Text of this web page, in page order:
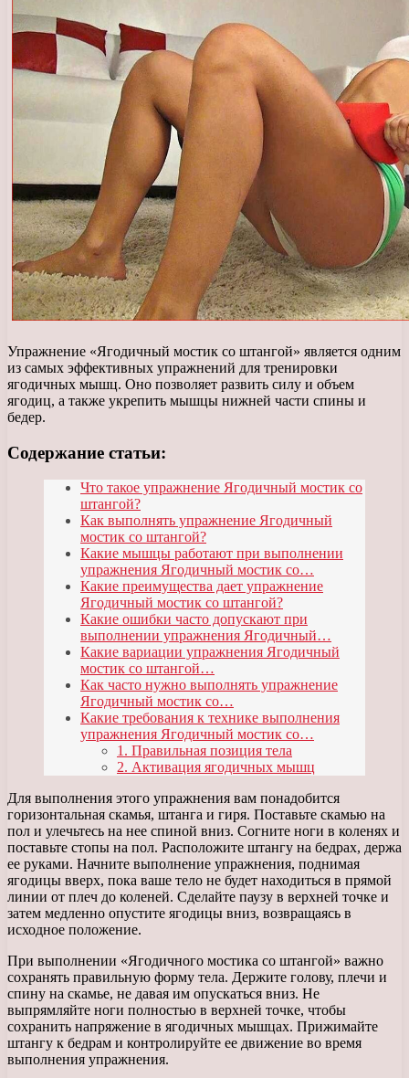
Упражнение «Ягодичный мостик со штангой» является одним
из самых эффективных упражнений для тренировки
ягодичных мышц. Оно позволяет развить силу и объем
ягодиц, а также укрепить мышцы нижней части спины и
бедер.
Содержание статьи:
Что такое упражнение Ягодичный мостик со
штангой?
Как выполнять упражнение Ягодичный
мостик со штангой?
Какие мышцы работают при выполнении
упражнения Ягодичный мостик со…
Какие преимущества дает упражнение
Ягодичный мостик со штангой?
Какие ошибки часто допускают при
выполнении упражнения Ягодичный…
Какие вариации упражнения Ягодичный
мостик со штангой…
Как часто нужно выполнять упражнение
Ягодичный мостик со…
Какие требования к технике выполнения
упражнения Ягодичный мостик со…
1. Правильная позиция тела
2. Активация ягодичных мышц
Для выполнения этого упражнения вам понадобится
горизонтальная скамья, штанга и гиря. Поставьте скамью на
пол и улечьтесь на нее спиной вниз. Согните ноги в коленях и
поставьте стопы на пол. Расположите штангу на бедрах, держа
ее руками. Начните выполнение упражнения, поднимая
ягодицы вверх, пока ваше тело не будет находиться в прямой
линии от плеч до коленей. Сделайте паузу в верхней точке и
затем медленно опустите ягодицы вниз, возвращаясь в
исходное положение.
При выполнении «Ягодичного мостика со штангой» важно
сохранять правильную форму тела. Держите голову, плечи и
спину на скамье, не давая им опускаться вниз. Не
выпрямляйте ноги полностью в верхней точке, чтобы
сохранить напряжение в ягодичных мышцах. Прижимайте
штангу к бедрам и контролируйте ее движение во время
выполнения упражнения.